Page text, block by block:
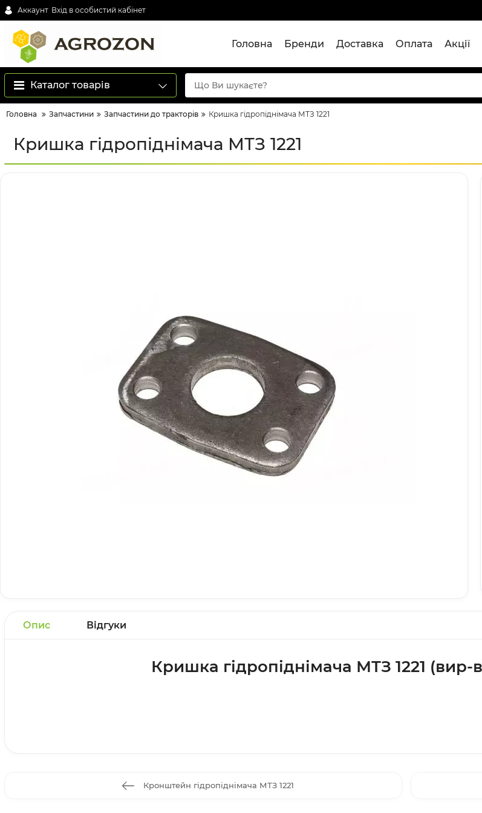
Аккаунт Вхід в особистий кабінет
Головна Бренди Доставка Оплата Акції
Каталог товарів
Головна Запчастини Запчастини до тракторів Кришка гідропіднімача МТЗ 1221
Кришка гідропіднімача МТЗ 1221
Опис Відгуки
Кришка гідропіднімача МТЗ 1221 (вир-
Кронштейн гідропіднімача МТЗ 1221